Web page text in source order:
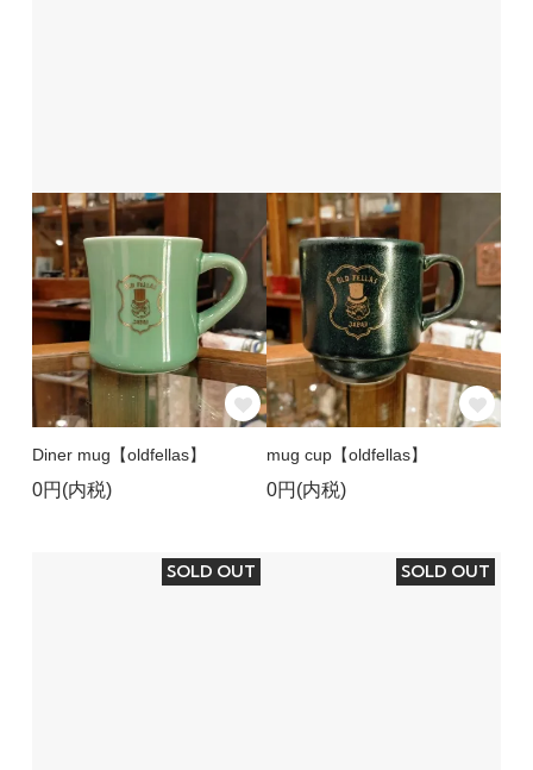
Diner mug【oldfellas】
0円(内税)
mug cup【oldfellas】
0円(内税)
SOLD OUT SOLD OUT